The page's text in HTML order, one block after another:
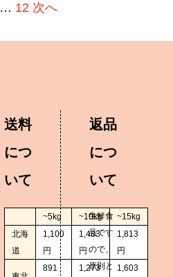
… 12 次へ
送料
につ
いて
~5kg ~10kg
~15kg
北海
道
1,100
円
1,483
円
1,813
円
891 1,273 1,603
返品
につ
いて
生鮮食
品です
ので、
原則と